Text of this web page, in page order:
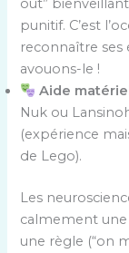
out”
punitif. C’est
reconnaître ses
avouons-le !
Aide
Nuk ou
(expérience
de Lego).
Les
calmement une
une règle (“on